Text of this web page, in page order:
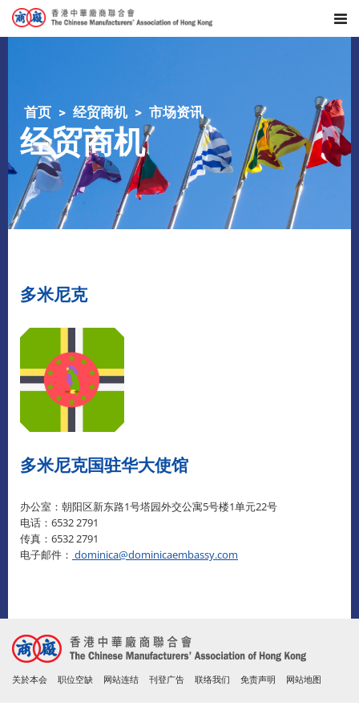
首页 经贸商机 市场资讯
经贸商机
多米尼克
多米尼克国驻华大使馆
办公室：朝阳区新东路1号塔园外交公寓5号楼1单元22号
电话：6532 2791
传真：6532 2791
电子邮件： dominica@dominicaembassy.com
关於本会 职位空缺 网站连结 刊登广告 联络我们 免责声明 网站地图